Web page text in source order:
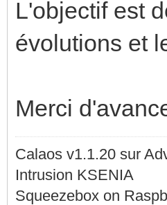
L'objectif est
évolutions et
Merci
Calaos v1.1.20 sur
Intrusion KSENIA
Squeezebox on